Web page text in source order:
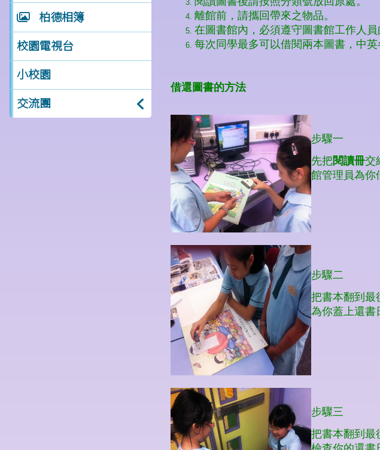
柏德相簿
校園電視台
小校園
交流團